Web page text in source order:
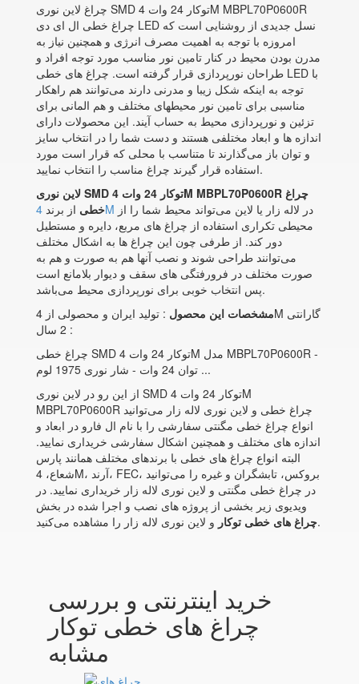
چراغ لاین نوری SMD توکار 24 وات 4M MBPL70P0600R
چراغ خطی ال ای دی LED نسل جدیدی از روشنایی است که
امروزه با توجه به اهمیت مصرف انرژی و همچنین نیاز به
مدرن بودن محیط در کنار تامین نور مناسب مورد توجه افراد و
طراحان نورپردازی قرار گرفته است. چراغ های خطی LED با
توجه به اینکه شکل زیبا و مدرنی دارند می‌توانند هم راهکار
مناسبی برای تامین نور محیطهای مختلف و هم المانی برای
تزئین و نورپردازی محیط به حساب آیند. این محصولات دارای
اندازه ها و ابعاد مختلفی هستند و دست شما را در انتخاب سایز
و توان باز می‌گذارند تا متناسب با محلی که قرار است مورد
استفاده قرار گیرند چراغ مناسب را انتخاب نمایید.
لاین نوری SMD توکار 24 وات 4M MBPL70P0600R چراغ
خطی از برند 4M در لاله زار یا لاین می‌تواند محیط شما را از
محیطی تکراری استفاده از چراغ های مربع، دایره و مستطیل
دور کند. از طرفی چون این چراغ ها به اشکال مختلف
می‌توانند طراحی شوند و نصب آنها هم به صورت و هم به
صورت مختلف در فرورفتگی های سقف و دیوار بلامانع است
پس انتخاب خوبی برای نورپردازی محیط می‌باشد.
مشخصات این محصول
: تولید ایران و محصولی از 4M گارانتی
: 2 سال
چراغ خطی SMD توکار 24 وات 4M مدل MBPL70P0600R -
توان 24 وات - شار نوری 1975 لوم ...
از این رو در لاین نوری SMD توکار 24 وات 4M
MBPL70P0600R چراغ خطی و لاین نوری لاله زار می‌توانید
انواع چراغ خطی مگنتی سفارشی را با نام ال فارو در ابعاد و
اندازه های مختلف و همچنین اشکال سفارشی خریداری نمایید.
البته انواع چراغ های خطی با برندهای مختلف همانند پارس
شعاع، 4M، آرند، FEC، بروکس، تابشگران و غیره را می‌توانید
در چراغ خطی مگنتی و لاین نوری لاله زار خریداری نمایید. در
ویدیوی زیر بخشی از پروژه های نصب و اجرا شده در بخش
چراغ های خطی توکارو لاین نوری لاله زار را مشاهده می‌کنید.
خرید اینترنتی و بررسی
چراغ های خطی توکار
مشابه